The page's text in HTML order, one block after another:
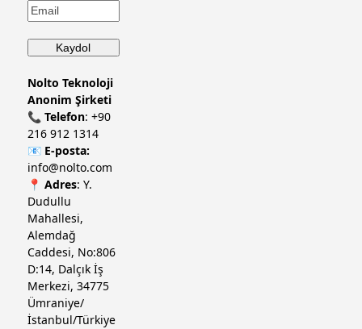
Nolto Teknoloji
Anonim Şirketi
📞 Telefon: +90
216 912 1314
📧 E-posta:
info@nolto.com
📍 Adres: Y.
Dudullu
Mahallesi,
Alemdağ
Caddesi, No:806
D:14, Dalçık İş
Merkezi, 34775
Ümraniye/
İstanbul/Türkiye